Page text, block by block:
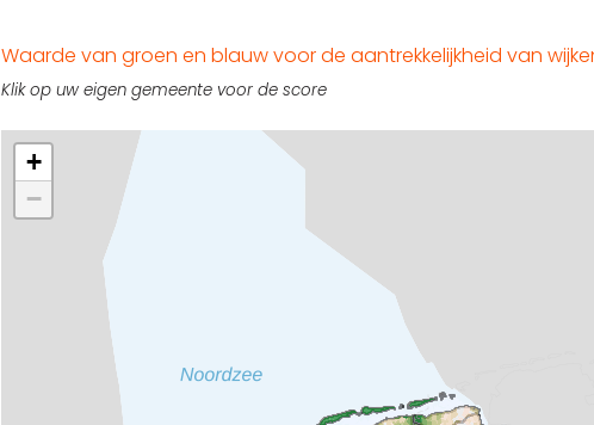
Waarde van groen en blauw voor de aantrekkelijkheid van
Klik op uw eigen gemeente voor de score